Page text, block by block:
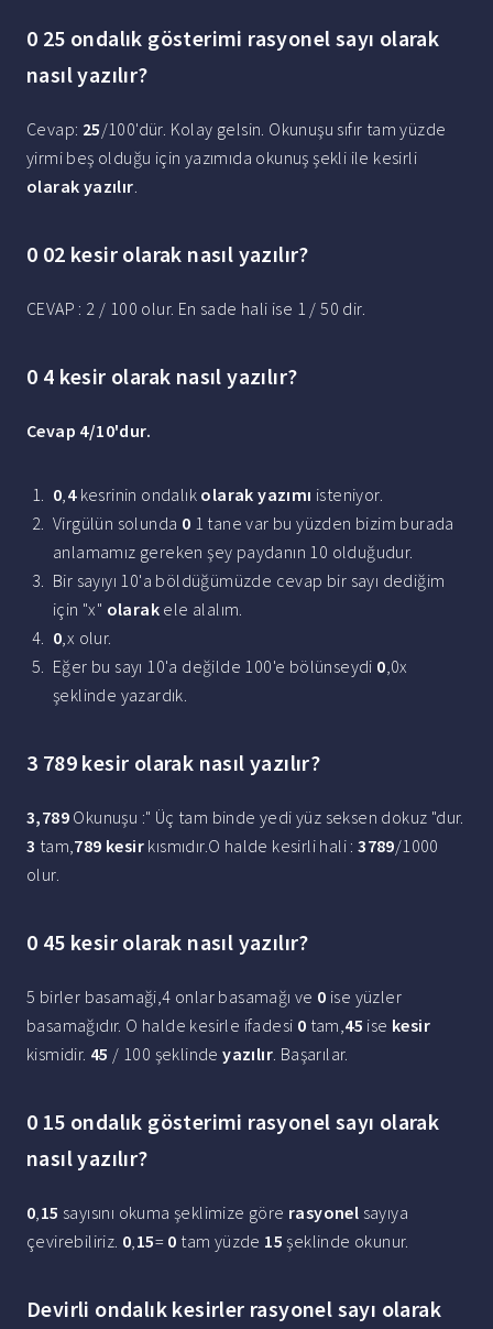
0 25 ondalık gösterimi rasyonel sayı olarak
nasıl yazılır?
Cevap: 25/100'dür. Kolay gelsin. Okunuşu sıfır tam yüzde
yirmi beş olduğu için yazımıda okunuş şekli ile kesirli
olarak yazılır.
0 02 kesir olarak nasıl yazılır?
CEVAP : 2 / 100 olur. En sade hali ise 1 / 50 dir.
0 4 kesir olarak nasıl yazılır?
Cevap 4/10'dur.
0,4kesrinin ondalık olarak yazımı isteniyor.
Virgülün solunda 0 1 tane var bu yüzden bizim burada
anlamamız gereken şey paydanın 10 olduğudur.
Bir sayıyı 10'a böldüğümüzde cevap bir sayı dediğim
için "x" olarak ele alalım.
0,x olur.
Eğer bu sayı 10'a değilde 100'e bölünseydi 0,0x
şeklinde yazardık.
3 789 kesir olarak nasıl yazılır?
3,789 Okunuşu :" Üç tam binde yedi yüz seksen dokuz "dur.
3 tam,789 kesir kısmıdır.O halde kesirli hali :3789/1000
olur.
0 45 kesir olarak nasıl yazılır?
5 birler basamaği,4 onlar basamağı ve 0 ise yüzler
basamağıdır. O halde kesirle ifadesi 0 tam,45 ise kesir
kismidir. 45 / 100 şeklindeyazılır. Başarılar.
0 15 ondalık gösterimi rasyonel sayı olarak
nasıl yazılır?
0,15 sayısını okuma şeklimize göre rasyonel sayıya
çevirebiliriz. 0,15= 0 tam yüzde 15 şeklinde okunur.
Devirli ondalık kesirler rasyonel sayı olarak